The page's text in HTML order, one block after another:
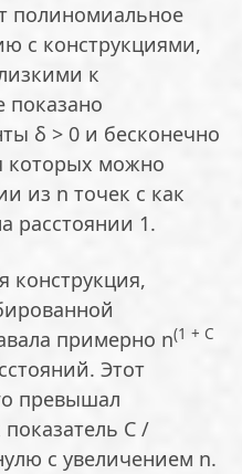
полиномиальное
с конструкциями,
к
показано
δ > 0 и бесконечно
которых можно
из n точек с как
расстоянии 1.
конструкция,
примерно n(1 + C
Этот
превышал
C /
с увеличением n.